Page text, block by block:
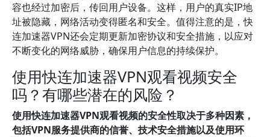
容也经过加密后，传回用户设备。这样，用户的真实IP地
址被隐藏，网络活动变得匿名和安全。值得注意的是，快
连加速器VPN还会定期更新加密协议和安全措施，以应对
不断变化的网络威胁，确保用户信息的持续保护。
使用快连加速器VPN观看视频安全
吗？有哪些潜在的风险？
使用快连加速器VPN观看视频的安全性取决于多种因素，
包括VPN服务提供商的信誉、技术安全措施以及使用环